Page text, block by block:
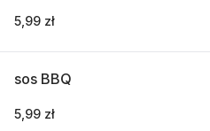
5,99 zł
sos BBQ
5,99 zł